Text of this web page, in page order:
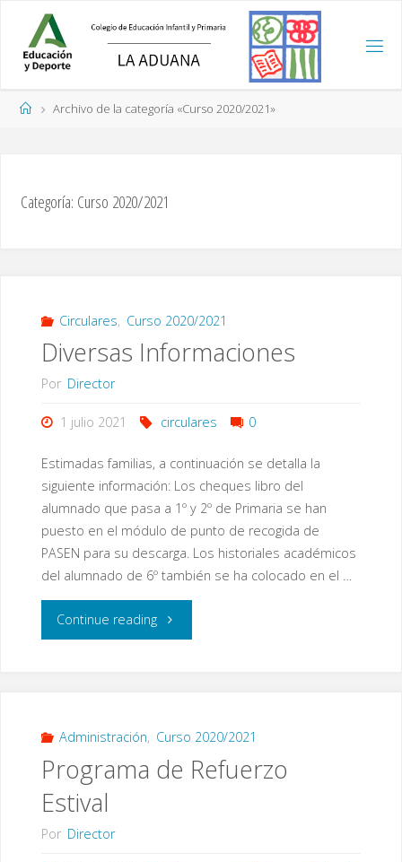
contenido
PáginaArchivo de la categoría «Curso 2020/2021»
Categoría: Curso 2020/2021
Circulares, Curso 2020/2021
Diversas Informaciones
Por Director
1 julio 2021 circulares 0
Estimadas familias, a continuación se detalla la
siguiente información: Los cheques libro del
alumnado que pasa a 1º y 2º de Primaria se han
puesto en el módulo de punto de recogida de
PASEN para su descarga. Los historiales académicos
del alumnado de 6º también se ha colocado en el …
Continue reading"Diversas
Administración, Curso 2020/2021
Programa de Refuerzo
Estival
Por Director